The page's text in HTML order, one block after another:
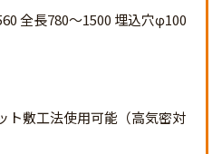
全長780～1500 埋込穴φ100
敷工法使用可能（高気密対